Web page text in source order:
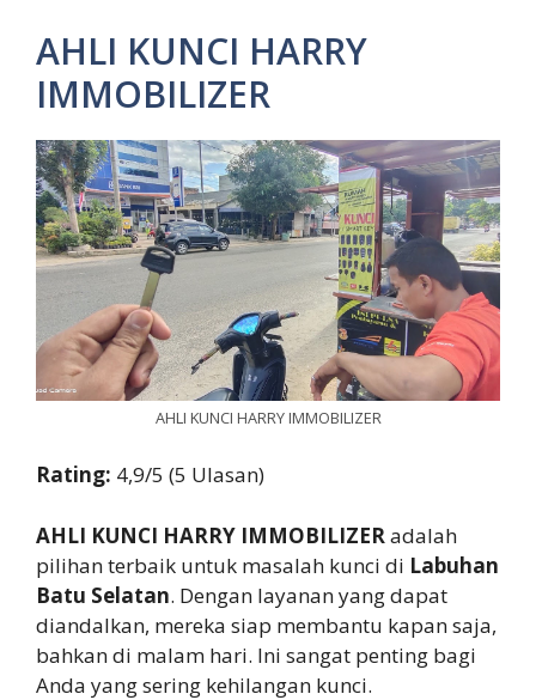
AHLI KUNCI HARRY
IMMOBILIZER
AHLI KUNCI HARRY IMMOBILIZER
Rating: 4,9/5 (5 Ulasan)
AHLI KUNCI HARRY IMMOBILIZERadalah
pilihan terbaik untuk masalah kunci di Labuhan
Batu Selatan. Dengan layanan yang dapat
diandalkan, mereka siap membantu kapan saja,
bahkan di malam hari. Ini sangat penting bagi
Anda yang sering kehilangan kunci.